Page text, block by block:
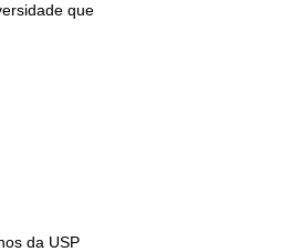
que
da USP